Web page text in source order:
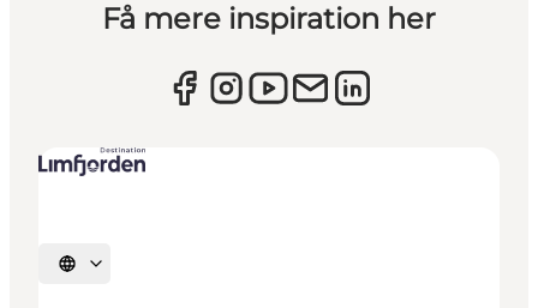
Få mere inspiration her
Vælg sprog